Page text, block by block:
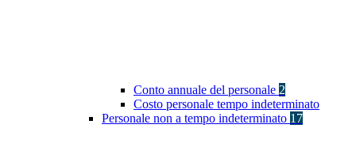
Conto annuale del personale 2
Costo personale tempo indeterminato
Personale non a tempo indeterminato 17